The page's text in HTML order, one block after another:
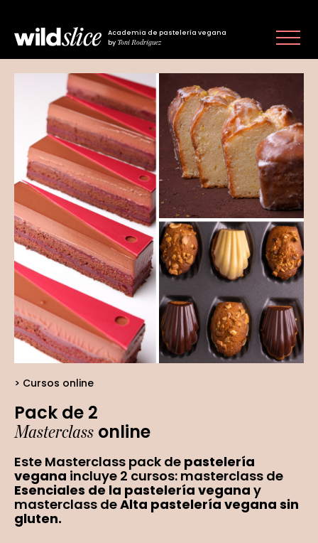
Academia de pastelería vegana
by Toni Rodríguez
Cursos online
Pack de 2
Masterclass online
Este Masterclass pack de pastelería
vegana incluye 2 cursos: masterclass de
Esenciales de la pastelería vegana y
masterclass deAlta pastelería vegana sin
gluten.